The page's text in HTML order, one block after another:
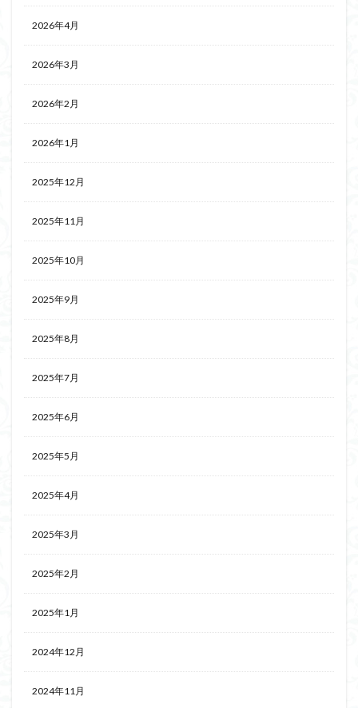
2026年4月
2026年3月
2026年2月
2026年1月
2025年12月
2025年11月
2025年10月
2025年9月
2025年8月
2025年7月
2025年6月
2025年5月
2025年4月
2025年3月
2025年2月
2025年1月
2024年12月
2024年11月